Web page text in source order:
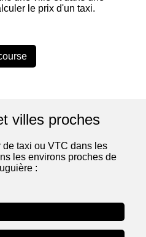
le prix d'un taxi.
villes proches
de taxi ou VTC dans les
les environs proches de
: